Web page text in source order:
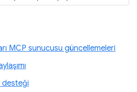
MCP sunucusu güncellemeleri